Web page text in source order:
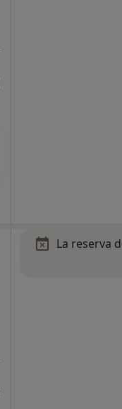
La reserva